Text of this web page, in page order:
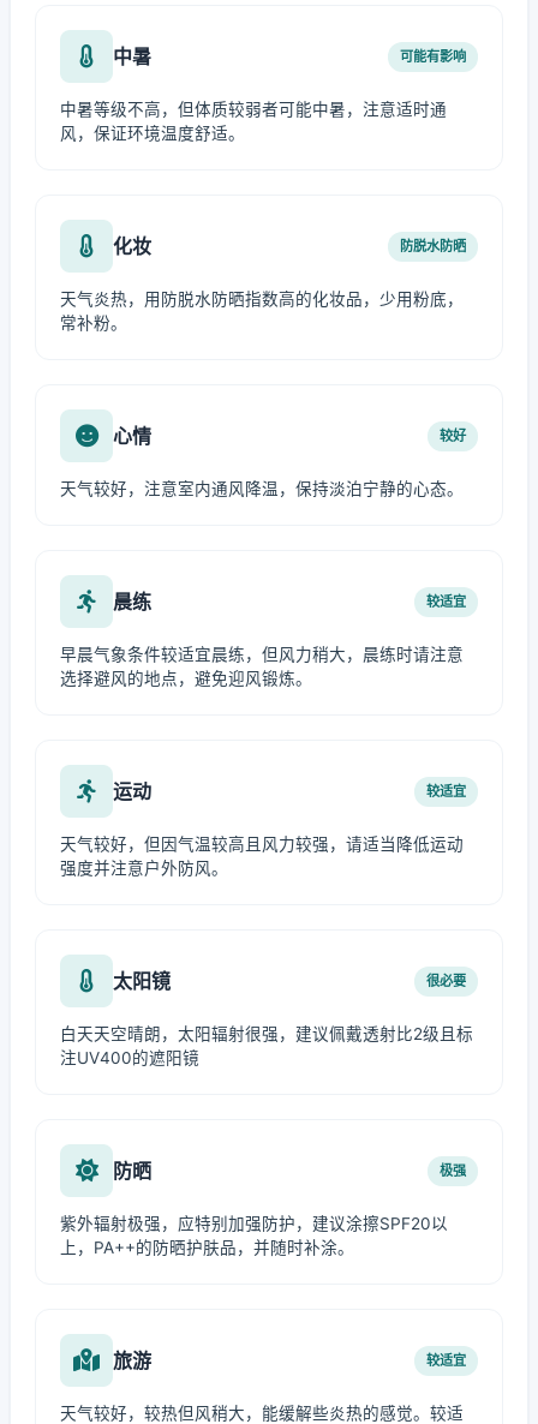
中暑 可能有影响
中暑等级不高，但体质较弱者可能中暑，注意适时通
风，保证环境温度舒适。
化妆 防脱水防晒
天气炎热，用防脱水防晒指数高的化妆品，少用粉底，
常补粉。
心情 较好
天气较好，注意室内通风降温，保持淡泊宁静的心态。
晨练 较适宜
早晨气象条件较适宜晨练，但风力稍大，晨练时请注意
选择避风的地点，避免迎风锻炼。
运动 较适宜
天气较好，但因气温较高且风力较强，请适当降低运动
强度并注意户外防风。
太阳镜 很必要
白天天空晴朗，太阳辐射很强，建议佩戴透射比2级且标
注UV400的遮阳镜
防晒 极强
紫外辐射极强，应特别加强防护，建议涂擦SPF20以
上，PA++的防晒护肤品，并随时补涂。
旅游 较适宜
天气较好，较热但风稍大，能缓解些炎热的感觉。较适